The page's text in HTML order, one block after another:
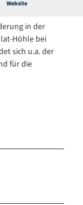
Website
in der
Höhle bei
sich u.a. der
für die